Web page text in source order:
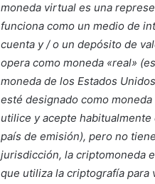
moneda virtual es una
funciona como un medio de
cuenta y / o un depósito de
opera como moneda «real»
moneda de los Estados
esté designado como
utilice y acepte
país de emisión), pero no
jurisdicción, la criptomoneda
que utiliza la criptografía para